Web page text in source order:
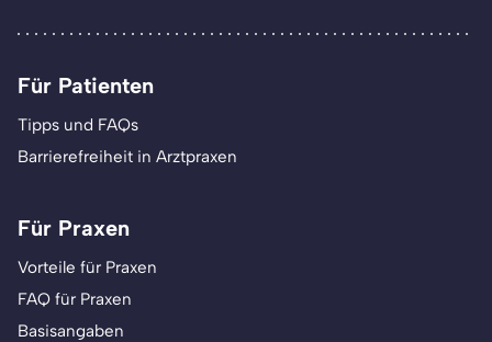
Für Patienten
Tipps und FAQs
Barrierefreiheit in Arztpraxen
Für Praxen
Vorteile für Praxen
FAQ für Praxen
Basisangaben